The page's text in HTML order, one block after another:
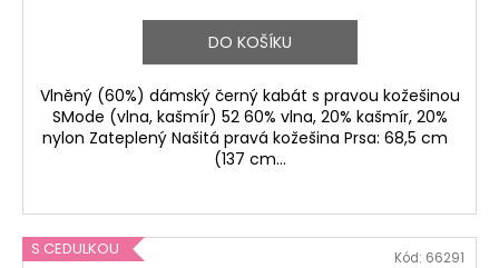
DO KOŠÍKU
Vlněný (60%) dámský černý kabát s pravou kožešinou
SMode (vlna, kašmír) 52 60% vlna, 20% kašmír, 20%
nylon Zateplený Našitá pravá kožešina Prsa: 68,5 cm
(137 cm...
S CEDULKOU Kód: 66291